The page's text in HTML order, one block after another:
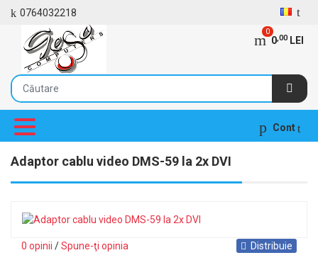
0764032218
0
0,00LEI
Cont
Adaptor cablu video DMS-59 la 2x DVI
Distribuie
0 opinii /Spune-ţi opinia